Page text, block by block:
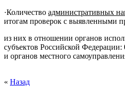
·Количество административных
итогам проверок с выявленными
из них в отношении органов
субъектов Российской Федерации:
и органов местного
« Назад